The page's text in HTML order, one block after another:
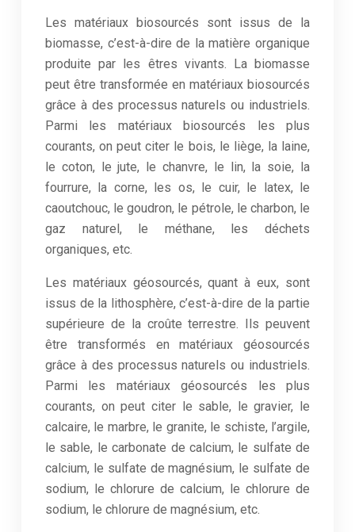
Les matériaux biosourcés sont issus de la
biomasse, c’est-à-dire de la matière organique
produite par les êtres vivants. La biomasse
peut être transformée en matériaux biosourcés
grâce à des processus naturels ou industriels.
Parmi les matériaux biosourcés les plus
courants, on peut citer le bois, le liège, la laine,
le coton, le jute, le chanvre, le lin, la soie, la
fourrure, la corne, les os, le cuir, le latex, le
caoutchouc, le goudron, le pétrole, le charbon, le
gaz naturel, le méthane, les déchets
organiques, etc.
Les matériaux géosourcés, quant à eux, sont
issus de la lithosphère, c’est-à-dire de la partie
supérieure de la croûte terrestre. Ils peuvent
être transformés en matériaux géosourcés
grâce à des processus naturels ou industriels.
Parmi les matériaux géosourcés les plus
courants, on peut citer le sable, le gravier, le
calcaire, le marbre, le granite, le schiste, l’argile,
le sable, le carbonate de calcium, le sulfate de
calcium, le sulfate de magnésium, le sulfate de
sodium, le chlorure de calcium, le chlorure de
sodium, le chlorure de magnésium, etc.